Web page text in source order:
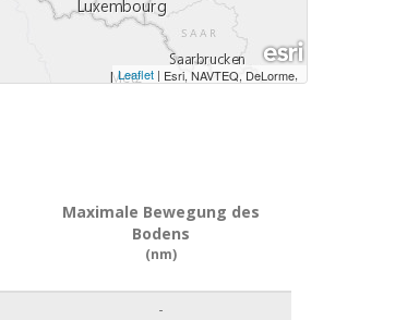
Leaflet | Esri, NAVTEQ, DeLorme,
Maximale Bewegung des
Bodens
(nm)
-